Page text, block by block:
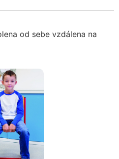
od sebe vzdálena na